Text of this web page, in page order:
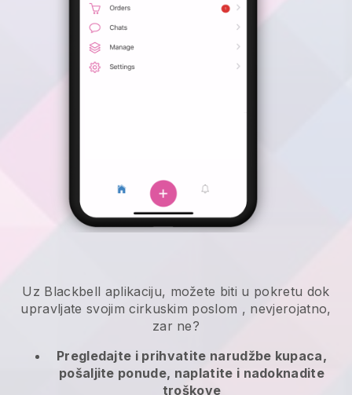
Uz Blackbell aplikaciju, možete biti u pokretu dok
upravljate svojim cirkuskim poslom , nevjerojatno,
zar ne?
Pregledajte i prihvatite narudžbe kupaca,
pošaljite ponude, naplatite i nadoknadite
troškove